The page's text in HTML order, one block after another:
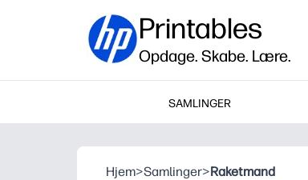
Printables
Opdage. Skabe. Lære.
SAMLINGER
Hjem>Samlinger>Raketmand